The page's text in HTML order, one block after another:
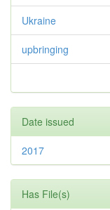
Ukraine
upbringing
Date issued
2017
Has File(s)